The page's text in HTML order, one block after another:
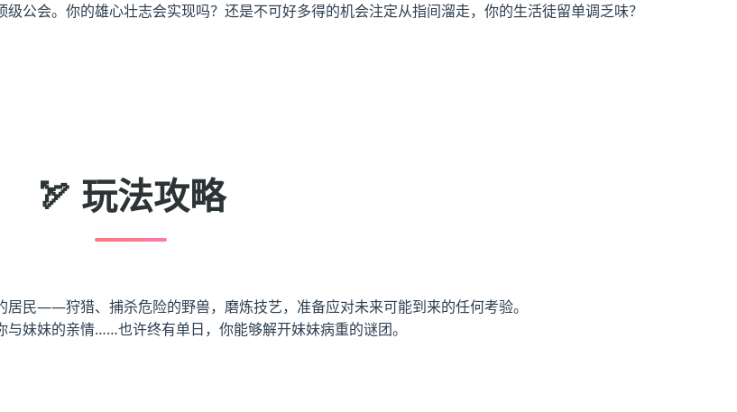
会。你的雄心壮志会实现吗？还是不可好多得的机会注定从指间溜走，你的生活徒留单调乏味？
🏹 玩法攻略
民——狩猎、捕杀危险的野兽，磨炼技艺，准备应对未来可能到来的任何考验。
妹妹的亲情……也许终有单日，你能够解开妹妹病重的谜团。